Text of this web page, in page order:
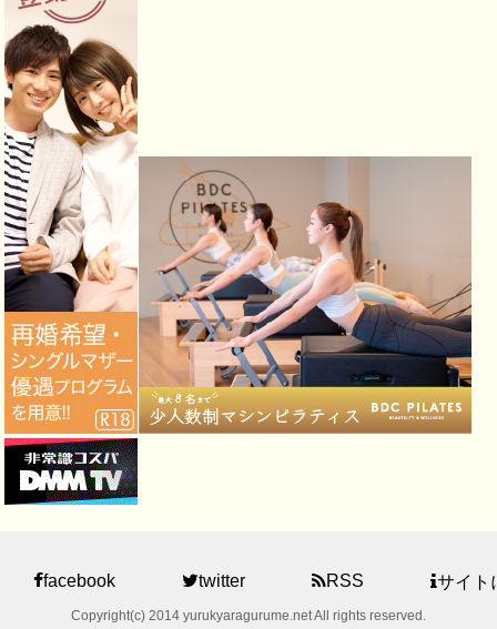
facebook twitter RSS サイト
Copyright(c) 2014 yurukyaragurume.net All rights reserved.